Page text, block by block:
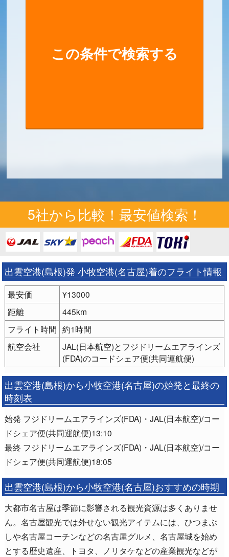
5社から比較！最安値検索！
出雲空港(島根)発 小牧空港(名古屋)着のフライト情報
最安価
¥13000
距離
445km
フライト時間 約1時間
航空会社
JAL(日本航空)とフジドリームエアラインズ
(FDA)のコードシェア便(共同運航便)
出雲空港(島根)から小牧空港(名古屋)の始発と最終の
時刻表
始発 フジドリームエアラインズ(FDA)・JAL(日本航空)/コー
ドシェア便(共同運航便)13:10
最終 フジドリームエアラインズ(FDA)・JAL(日本航空)/コー
ドシェア便(共同運航便)18:05
出雲空港(島根)から小牧空港(名古屋)おすすめの時期
大都市名古屋は季節に影響される観光資源は多くありませ
ん。名古屋観光では外せない観光アイテムには、ひつまぶ
しや名古屋コーチンなどの名古屋グルメ、名古屋城を始め
とする歴史遺産、トヨタ、ノリタケなどの産業観光などが